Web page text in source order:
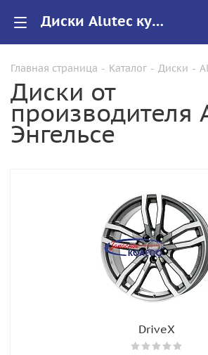
Диски Alutec купить в Энгельсе, низкие цены на автомобильные диски
Главная страница - Каталог - Диски -
Диски от
производителя
Энгельсе
DriveX